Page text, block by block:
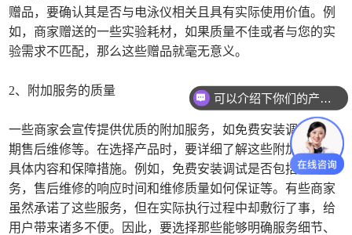
赠品，要确认其是否与电泳仪相关且具有实际使用价值。例
如，商家赠送的一些实验耗材，如果质量不佳或者与您的实
验需求不匹配，那么这些赠品就毫无意义。
2、附加服务的质量
一些商家会宣传提供优质的附加服务，如免费安装调试、长
期售后维修等。在选择产品时，要详细了解这些附加服务的
具体内容和保障措施。例如，免费安装调试是否包括上门服
务，售后维修的响应时间和维修质量如何保证等。有些商家
虽然承诺了这些服务，但在实际执行过程中却敷衍了事，给
用户带来诸多不便。因此，要选择那些能够明确服务细节、